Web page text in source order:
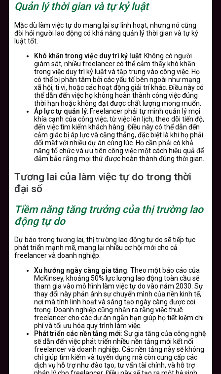
Quản lý thời gian và tự kỷ luật
Mặc dù làm việc tự do mang lại sự linh hoạt, nhưng nó cũng
đòi hỏi người lao động có khả năng quản lý thời gian và tự kỷ
luật tốt.
Khó khăn trong việc duy trì kỷ luật: Không có người
giám sát, nhiều freelancer có thể cảm thấy khó khăn
trong việc duy trì kỷ luật và tập trung vào công việc. Họ
có thể bị phân tâm bởi các yếu tố bên ngoài như mạng
xã hội, ti vi, hoặc các hoạt động giải trí khác. Điều này có
thể dẫn đến việc họ không hoàn thành công việc đúng
thời hạn hoặc không đạt được chất lượng mong muốn.
Áp lực tự quản lý: Freelancer phải tự mình quản lý mọi
khía cạnh của công việc, từ việc lên lịch, theo dõi tiến độ,
đến việc tìm kiếm khách hàng. Điều này có thể dẫn đến
cảm giác bị áp lực và căng thẳng, đặc biệt là khi họ phải
đối mặt với nhiều dự án cùng lúc. Họ cần phải có khả
năng tổ chức và ưu tiên công việc một cách hiệu quả để
đảm bảo rằng mọi thứ được hoàn thành đúng thời gian.
Tương lai của làm việc tự do trong thời
đại số
Tiềm năng tăng trưởng của thị trường lao
động tự do
Dự báo trong tương lai, thị trường lao động tự do sẽ tiếp tục
phát triển mạnh mẽ, mang lại nhiều cơ hội mới cho cả
freelancer và doanh nghiệp.
Xu hướng ngày càng gia tăng: Theo một báo cáo của
McKinsey, khoảng 50% lực lượng lao động toàn cầu sẽ
tham gia vào mô hình làm việc tự do vào năm 2030. Sự
thay đổi này phản ánh sự chuyển mình của nền kinh tế,
nơi mà tính linh hoạt và sáng tạo ngày càng được coi
trọng. Doanh nghiệp cũng nhận ra rằng việc thuê
freelancer cho các dự án ngắn hạn giúp họ tiết kiệm chi
phí và tối ưu hóa quy trình làm việc.
Phát triển các nền tảng mới: Sự gia tăng của công nghệ
sẽ dẫn đến việc phát triển nhiều nền tảng mới kết nối
freelancer và doanh nghiệp. Các nền tảng này sẽ không
chỉ giúp tìm kiếm và tuyển dụng mà còn cung cấp các
dịch vụ hỗ trợ như đào tạo, tư vấn tài chính, và hỗ trợ